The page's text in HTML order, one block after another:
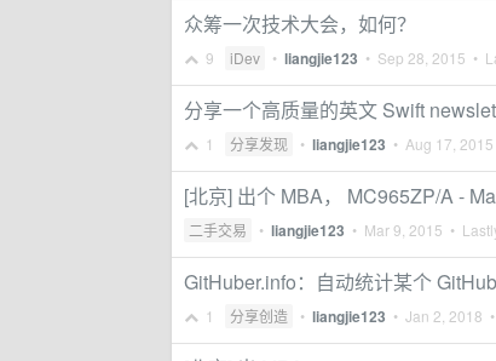
众筹一次技术大会，如何？
9 iDev • liangjie123 • Sep 28, 2015 •
分享一个高质量的英文 Swift
1 分享发现 • liangjie123 • Aug 17, 2015
[北京] 出个 MBA， MC965ZP/A -
二手交易 • liangjie123 • Mar 9, 2015 •
GitHuber.info：自动统计某个
1 分享创造 • liangjie123 • Jan 2, 2018